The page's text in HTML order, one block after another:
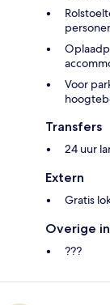
Voor
Transfers
24 uur
Extern
Gratis
Overige
???